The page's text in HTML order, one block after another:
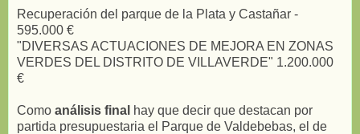
Recuperación del parque de la Plata y Castañar -
595.000 €
"DIVERSAS ACTUACIONES DE MEJORA EN ZONAS
VERDES DEL DISTRITO DE VILLAVERDE" 1.200.000
€
Como análisis final hay que decir que destacan por
partida presupuestaria el Parque de Valdebebas, el de